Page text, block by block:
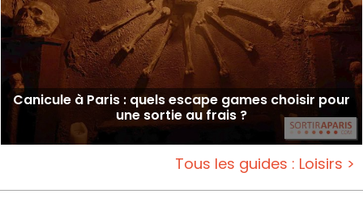
Canicule à Paris : quels escape games choisir pour
une sortie au frais ?
Tous les guides : Loisirs >